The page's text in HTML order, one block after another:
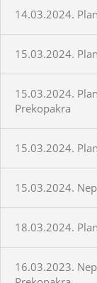
14.03.2024.
15.03.2024.
15.03.2024.
Prekopakra
15.03.2024.
15.03.2024.
18.03.2024.
16.03.2023.